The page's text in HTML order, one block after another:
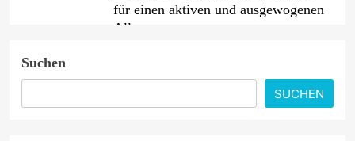
für einen aktiven und ausgewogenen
Alltag
AKKO feiert 10-jähriges Jubiläum
mit neuen Produkten für Europa und
Suchen
SUCHEN